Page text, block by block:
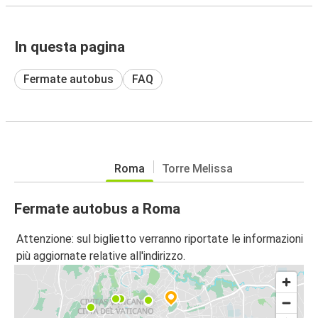
In questa pagina
Fermate autobus FAQ
Roma Torre Melissa
Fermate autobus a Roma
Attenzione: sul biglietto verranno riportate le informazioni
più aggiornate relative all'indirizzo.